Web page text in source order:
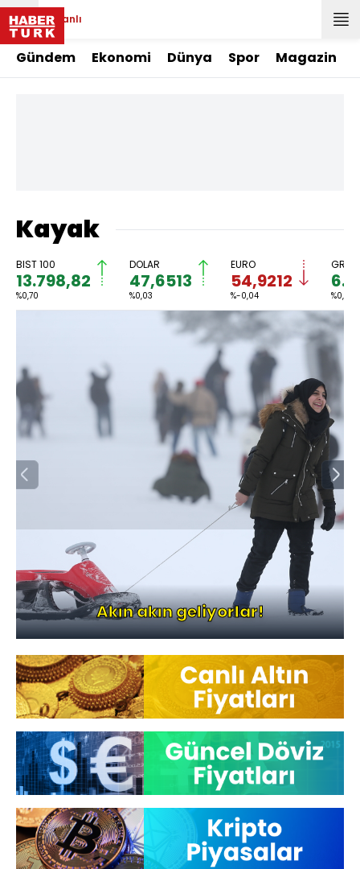
Canlı
Gündem Ekonomi Dünya Spor Magazin
Kayak
BIST 100
13.798,82
%0,70
DOLAR
47,6513
%0,03
EURO
54,9212
%-0,04 %0,03
Akın akın geliyorlar!